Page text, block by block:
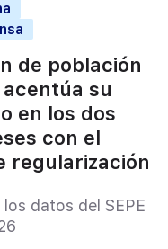
de población
su
en los dos
con el
regularización
datos del SEPE